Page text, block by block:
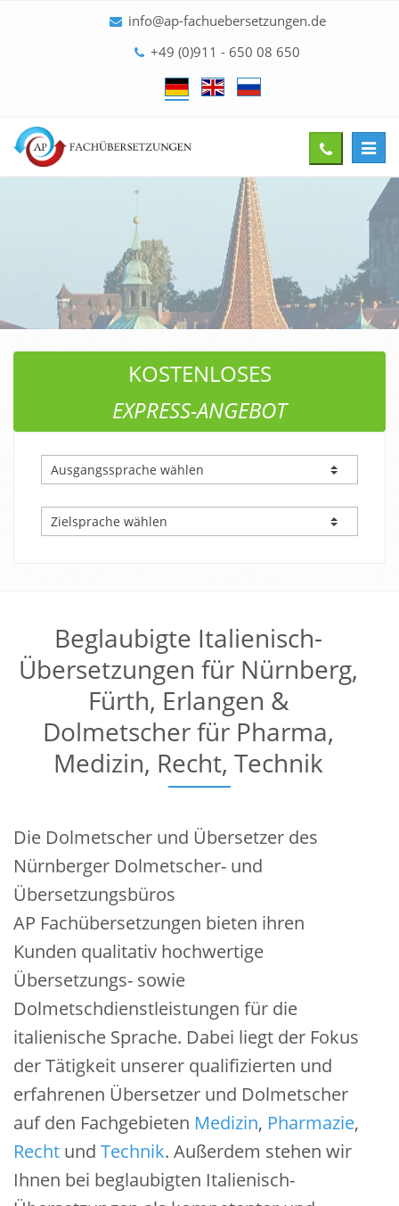
info@ap-fachuebersetzungen.de
+49 (0)911 - 650 08 650
Give
us
KOSTENLOSES
EXPRESS-ANGEBOT
Beglaubigte Italienisch-
Übersetzungen für Nürnberg,
Fürth, Erlangen &
Dolmetscher für Pharma,
Medizin, Recht, Technik
Die Dolmetscher und Übersetzer des
Nürnberger Dolmetscher- und
Übersetzungsbüros
AP Fachübersetzungen bieten ihren
Kunden qualitativ hochwertige
Übersetzungs- sowie
Dolmetschdienstleistungen für die
italienische Sprache. Dabei liegt der Fokus
der Tätigkeit unserer qualifizierten und
erfahrenen Übersetzer und Dolmetscher
auf den Fachgebieten Medizin, Pharmazie,
Recht und Technik. Außerdem stehen wir
Ihnen bei beglaubigten Italienisch-